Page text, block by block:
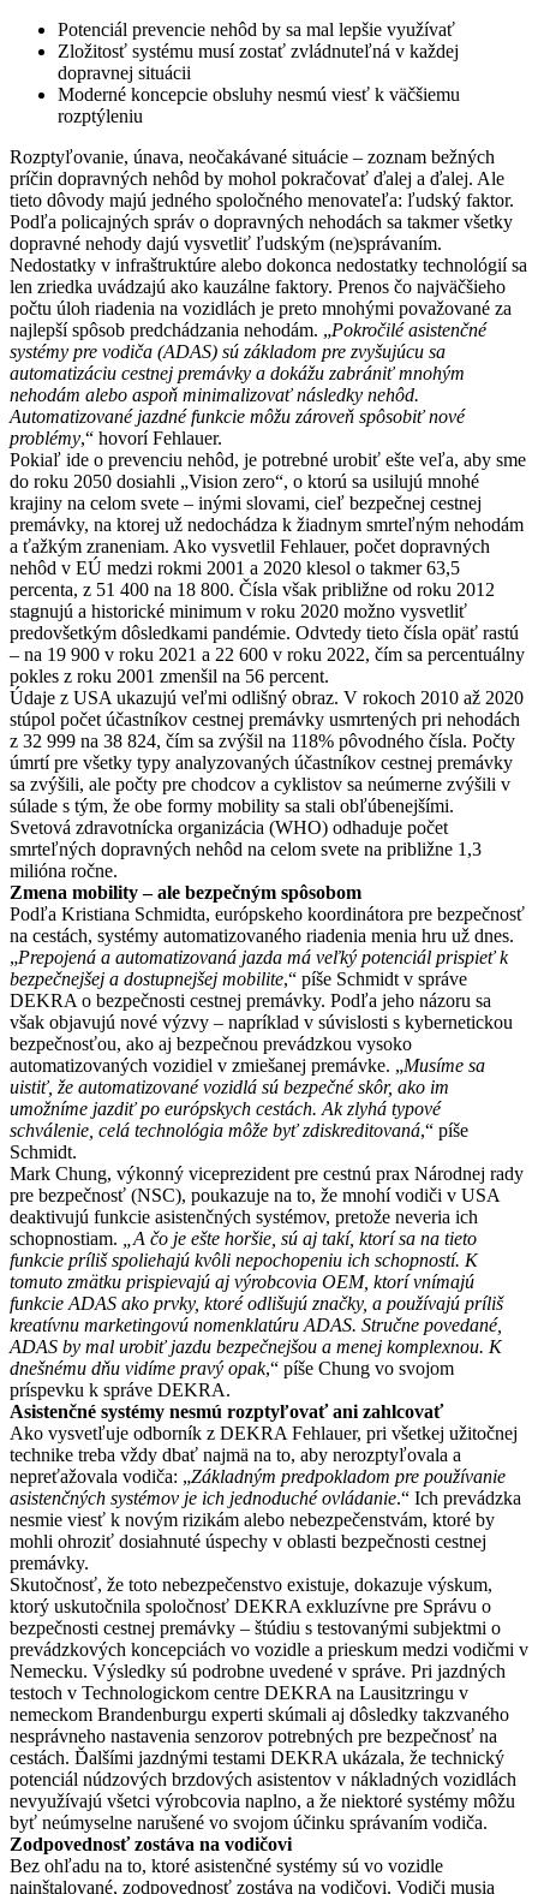
Potenciál prevencie nehôd by sa mal lepšie využívať
Zložitosť systému musí zostať zvládnuteľná v každej
dopravnej situácii
Moderné koncepcie obsluhy nesmú viesť k väčšiemu
rozptýleniu
Rozptyľovanie, únava, neočakávané situácie – zoznam bežných
príčin dopravných nehôd by mohol pokračovať ďalej a ďalej. Ale
tieto dôvody majú jedného spoločného menovateľa: ľudský faktor.
Podľa policajných správ o dopravných nehodách sa takmer všetky
dopravné nehody dajú vysvetliť ľudským (ne)správaním.
Nedostatky v infraštruktúre alebo dokonca nedostatky technológií sa
len zriedka uvádzajú ako kauzálne faktory. Prenos čo najväčšieho
počtu úloh riadenia na vozidlách je preto mnohými považované za
najlepší spôsob predchádzania nehodám. „Pokročilé asistenčné
systémy pre vodiča (ADAS) sú základom pre zvyšujúcu sa
automatizáciu cestnej premávky a dokážu zabrániť mnohým
nehodám alebo aspoň minimalizovať následky nehôd.
Automatizované jazdné funkcie môžu zároveň spôsobiť nové
problémy,“ hovorí Fehlauer.
Pokiaľ ide o prevenciu nehôd, je potrebné urobiť ešte veľa, aby sme
do roku 2050 dosiahli „Vision zero“, o ktorú sa usilujú mnohé
krajiny na celom svete – inými slovami, cieľ bezpečnej cestnej
premávky, na ktorej už nedochádza k žiadnym smrteľným nehodám
a ťažkým zraneniam. Ako vysvetlil Fehlauer, počet dopravných
nehôd v EÚ medzi rokmi 2001 a 2020 klesol o takmer 63,5
percenta, z 51 400 na 18 800. Čísla však približne od roku 2012
stagnujú a historické minimum v roku 2020 možno vysvetliť
predovšetkým dôsledkami pandémie. Odvtedy tieto čísla opäť rastú
– na 19 900 v roku 2021 a 22 600 v roku 2022, čím sa percentuálny
pokles z roku 2001 zmenšil na 56 percent.
Údaje z USA ukazujú veľmi odlišný obraz. V rokoch 2010 až 2020
stúpol počet účastníkov cestnej premávky usmrtených pri nehodách
z 32 999 na 38 824, čím sa zvýšil na 118% pôvodného čísla. Počty
úmrtí pre všetky typy analyzovaných účastníkov cestnej premávky
sa zvýšili, ale počty pre chodcov a cyklistov sa neúmerne zvýšili v
súlade s tým, že obe formy mobility sa stali obľúbenejšími.
Svetová zdravotnícka organizácia (WHO) odhaduje počet
smrteľných dopravných nehôd na celom svete na približne 1,3
milióna ročne.
Zmena mobility – ale bezpečným spôsobom
Podľa Kristiana Schmidta, európskeho koordinátora pre bezpečnosť
na cestách, systémy automatizovaného riadenia menia hru už dnes.
„Prepojená a automatizovaná jazda má veľký potenciál prispieť k
bezpečnejšej a dostupnejšej mobilite,“ píše Schmidt v správe
DEKRA o bezpečnosti cestnej premávky. Podľa jeho názoru sa
však objavujú nové výzvy – napríklad v súvislosti s kybernetickou
bezpečnosťou, ako aj bezpečnou prevádzkou vysoko
automatizovaných vozidiel v zmiešanej premávke. „Musíme sa
uistiť, že automatizované vozidlá sú bezpečné skôr, ako im
umožníme jazdiť po európskych cestách. Ak zlyhá typové
schválenie, celá technológia môže byť zdiskreditovaná,“ píše
Schmidt.
Mark Chung, výkonný viceprezident pre cestnú prax Národnej rady
pre bezpečnosť (NSC), poukazuje na to, že mnohí vodiči v USA
deaktivujú funkcie asistenčných systémov, pretože neveria ich
schopnostiam.
„A čo je ešte horšie, sú aj takí, ktorí sa na tieto
funkcie príliš spoliehajú kvôli nepochopeniu ich schopností. K
tomuto zmätku prispievajú aj výrobcovia OEM, ktorí vnímajú
funkcie ADAS ako prvky, ktoré odlišujú značky, a používajú príliš
kreatívnu marketingovú nomenklatúru ADAS. Stručne povedané,
ADAS by mal urobiť jazdu bezpečnejšou a menej komplexnou. K
dnešnému dňu vidíme pravý opak,“ píše Chung vo svojom
príspevku k správe DEKRA.
Asistenčné systémy nesmú rozptyľovať ani zahlcovať
Ako vysvetľuje odborník z DEKRA Fehlauer, pri všetkej užitočnej
technike treba vždy dbať najmä na to, aby nerozptyľovala a
nepreťažovala vodiča: „Základným predpokladom pre používanie
asistenčných systémov je ich jednoduché ovládanie.“ Ich prevádzka
nesmie viesť k novým rizikám alebo nebezpečenstvám, ktoré by
mohli ohroziť dosiahnuté úspechy v oblasti bezpečnosti cestnej
premávky.
Skutočnosť, že toto nebezpečenstvo existuje, dokazuje výskum,
ktorý uskutočnila spoločnosť DEKRA exkluzívne pre Správu o
bezpečnosti cestnej premávky – štúdiu s testovanými subjektmi o
prevádzkových koncepciách vo vozidle a prieskum medzi vodičmi v
Nemecku. Výsledky sú podrobne uvedené v správe. Pri jazdných
testoch v Technologickom centre DEKRA na Lausitzringu v
nemeckom Brandenburgu experti skúmali aj dôsledky takzvaného
nesprávneho nastavenia senzorov potrebných pre bezpečnosť na
cestách. Ďalšími jazdnými testami DEKRA ukázala, že technický
potenciál núdzových brzdových asistentov v nákladných vozidlách
nevyužívajú všetci výrobcovia naplno, a že niektoré systémy môžu
byť neúmyselne narušené vo svojom účinku správaním vodiča.
Zodpovednosť zostáva na vodičovi
Bez ohľadu na to, ktoré asistenčné systémy sú vo vozidle
nainštalované, zodpovednosť zostáva na vodičovi. Vodiči musia